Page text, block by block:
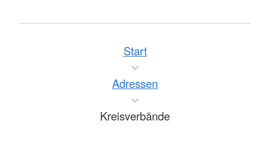
Start
Adressen
Kreisverbände